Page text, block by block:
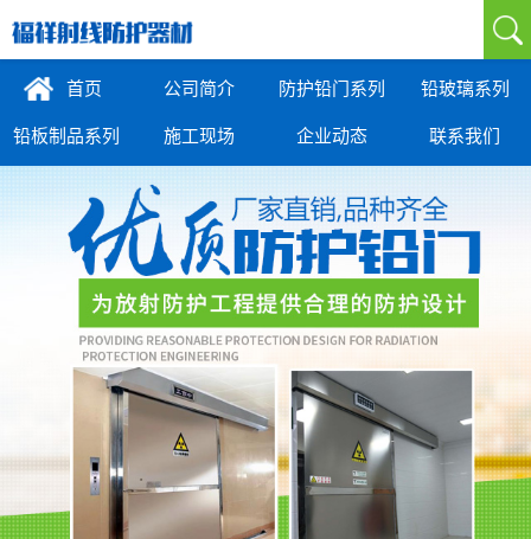
首页 公司简介 防护铅门系列 铅玻璃系列
铅板制品系列 施工现场 企业动态 联系我们